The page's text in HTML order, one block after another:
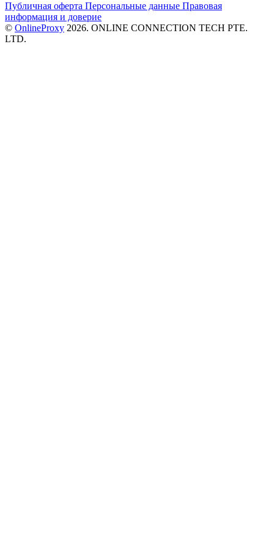
Публичная оферта Персональные данные Правовая
информация и доверие
© OnlineProxy 2026. ONLINE CONNECTION TECH PTE.
LTD.